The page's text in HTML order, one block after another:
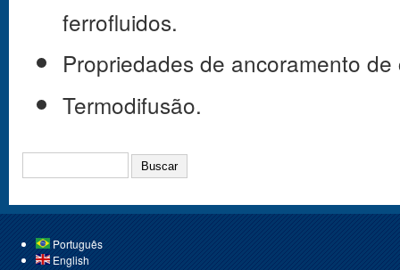
ferrofluidos.
Propriedades de ancoramento
Termodifusão.
Português
English